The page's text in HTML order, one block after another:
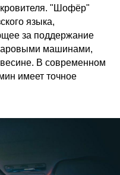
"Шофёр"
языка,
за поддержание
машинами,
В современном
имеет точное